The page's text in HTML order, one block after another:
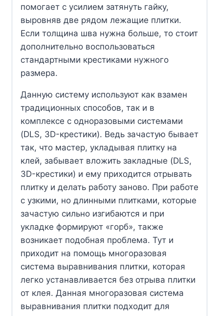
помогает с усилием затянуть гайку,
выровняв две рядом лежащие плитки.
Если толщина шва нужна больше, то стоит
дополнительно воспользоваться
стандартными крестиками нужного
размера.
Данную систему используют как взамен
традиционных способов, так и в
комплексе с одноразовыми системами
(DLS, 3D-крестики). Ведь зачастую бывает
так, что мастер, укладывая плитку на
клей, забывает вложить закладные (DLS,
3D-крестики) и ему приходится отрывать
плитку и делать работу заново. При работе
с узкими, но длинными плитками, которые
зачастую сильно изгибаются и при
укладке формируют «горб», также
возникает подобная проблема. Тут и
приходит на помощь многоразовая
система выравнивания плитки, которая
легко устанавливается без отрыва плитки
от клея. Данная многоразовая система
выравнивания плитки подходит для